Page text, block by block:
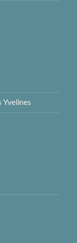
Yvelines